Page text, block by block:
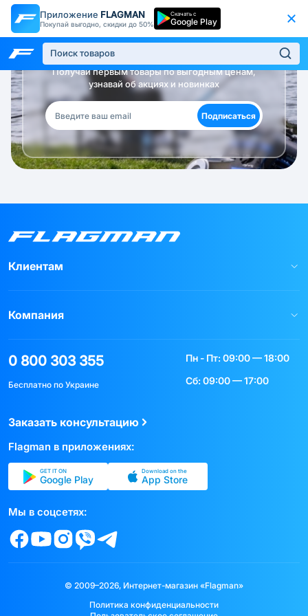
Приложение FLAGMAN
Покупай выгодно, скидки до 50%
Скачать с
Google Play
Будь в курсе!
Получай первым товары по выгодным ценам,
узнавай об акциях и новинках
Подписаться
Клиентам
Компания
0 800 303 355
Бесплатно по Украине
Пн - Пт: 09:00 — 18:00
Сб: 09:00 — 17:00
Заказать консультацию
Flagman в приложениях:
GET IT ON
Google Play
Download on the
App Store
Мы в соцсетях:
© 2009–2026, Интернет-магазин «Flagman»
Политика конфиденциальности